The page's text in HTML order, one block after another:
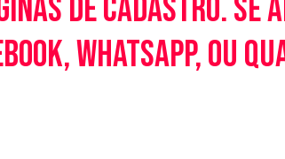
de cadastro. Se
WhatsApp, ou